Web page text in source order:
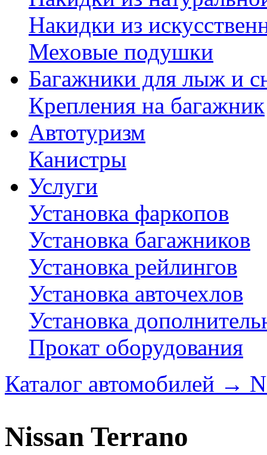
Накидки из
Меховые подушки
Багажники для лыж и
Крепления на багажник
Автотуризм
Канистры
Услуги
Установка фаркопов
Установка багажников
Установка рейлингов
Установка авточехлов
Установка
Прокат оборудования
Каталог автомобилей →
Nissan Terrano